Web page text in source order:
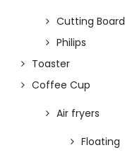
Cutting Board
Philips
Toaster
Coffee Cup
Air fryers
Floating